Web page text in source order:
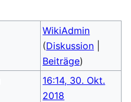
WikiAdmin
(Diskussion
Beiträge)
16:14, 30. Okt.
2018